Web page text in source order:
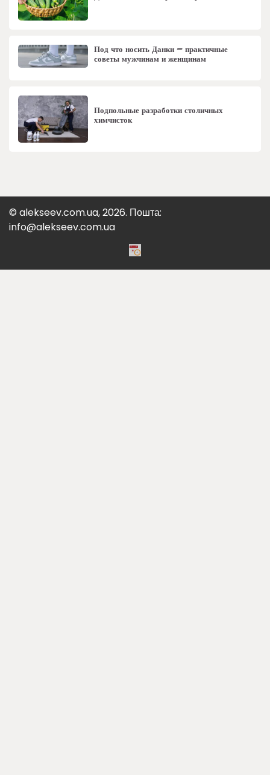
Под что носить Данки – практичные
советы мужчинам и женщинам
Подпольные разработки столичных
химчисток
© alekseev.com.ua, 2026. Пошта:
info@alekseev.com.ua